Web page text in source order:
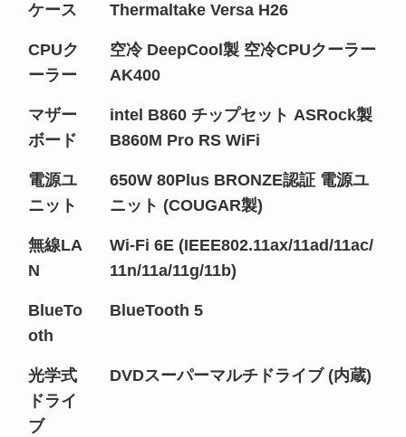
ケース Thermaltake Versa H26
CPUク
ーラー
空冷 DeepCool製 空冷CPUクーラー
AK400
マザー
ボード
intel B860 チップセット ASRock製
B860M Pro RS WiFi
電源ユ
ニット
650W 80Plus BRONZE認証 電源ユ
ニット (COUGAR製)
無線LA
N
Wi-Fi 6E (IEEE802.11ax/11ad/11ac/
11n/11a/11g/11b)
BlueTo
oth
BlueTooth 5
光学式
ドライ
ブ
DVDスーパーマルチドライブ (内蔵)